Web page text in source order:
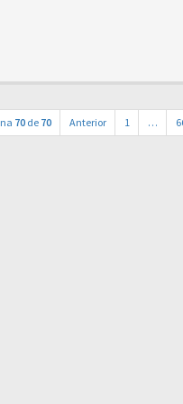
70 de 70 Anterior 1 …